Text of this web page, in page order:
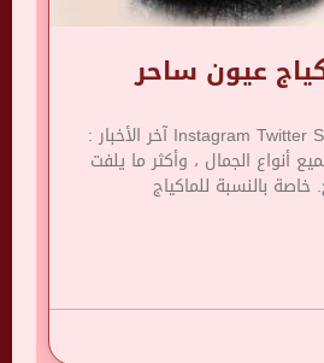
عيون ساحر
Instagram Twitter Snapchat Youtube آخر الأخبار :
أنواع الجمال ، وأكثر ما يلفت
خاصة بالنسبة للماكياج